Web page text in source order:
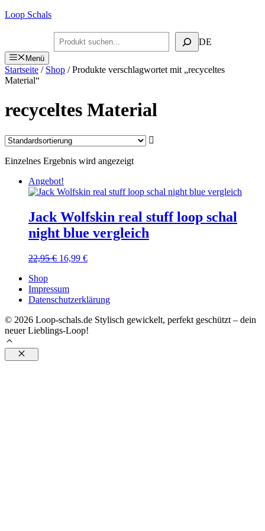
Zum
Loop Schals
Suchen DE
Menü
Startseite / Shop / Produkte verschlagwortet mit „recyceltes
Material“
recyceltes Material
Einzelnes Ergebnis wird angezeigt
Angebot!
Jack Wolfskin real stuff loop schal
night blue vergleich
22,95€ Ursprünglicher
22,95 €
16,99 €Aktueller
Shop
Impressum
Datenschutzerklärung
© 2026 Loop-schals.de Stylisch gewickelt, perfekt geschützt – dein
neuer Lieblings-Loop!
Schließen